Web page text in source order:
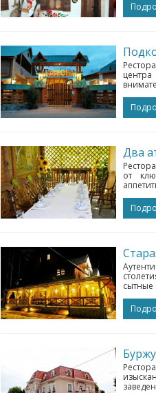
Два
от
сытные